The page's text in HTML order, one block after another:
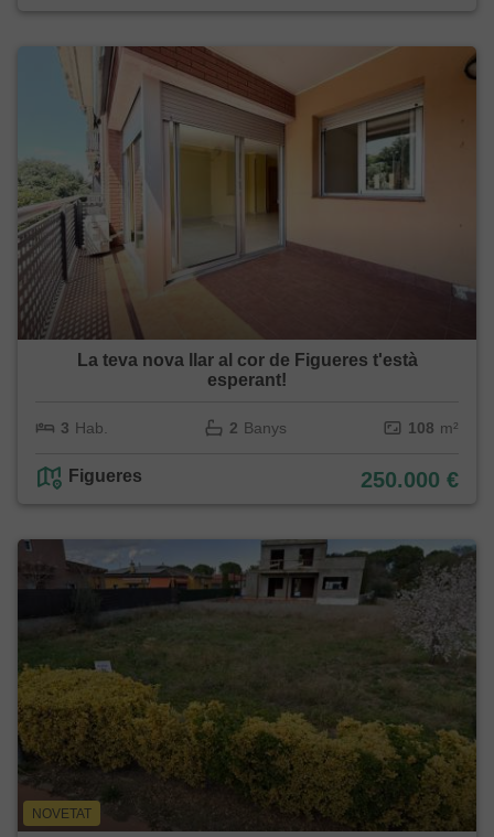
La teva nova llar al cor de Figueres t'està
esperant!
3 Hab. 2 Banys 108 m²
Figueres 250.000 €
NOVETAT